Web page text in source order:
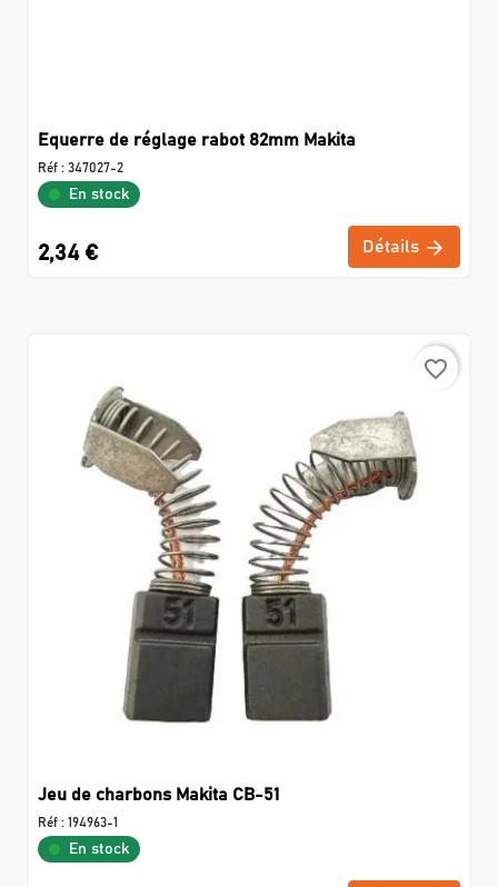
Equerre de réglage rabot 82mm Makita
Réf : 347027-2
En stock
2,34 € Détails
favorite_border
Jeu de charbons Makita CB-51
Réf : 194963-1
En stock